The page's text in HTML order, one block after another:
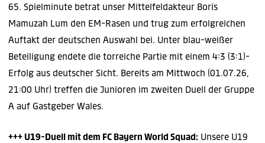
65. Spielminute betrat unser Mittelfeldakteur Boris
Mamuzah Lum den EM-Rasen und trug zum erfolgreichen
Auftakt der deutschen Auswahl bei. Unter blau-weißer
Beteiligung endete die torreiche Partie mit einem 4:3 (3:1)-
Erfolg aus deutscher Sicht. Bereits am Mittwoch (01.07.26,
21:00 Uhr) treffen die Junioren im zweiten Duell der Gruppe
A auf Gastgeber Wales.
+++ U19-Duell mit dem FC Bayern World Squad: Unsere U19